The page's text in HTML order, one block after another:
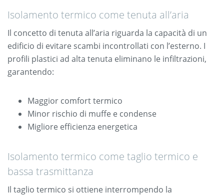
Isolamento termico come tenuta all’aria
Il concetto di tenuta all’aria riguarda la capacità di un
edificio di evitare scambi incontrollati con l’esterno. I
profili plastici ad alta tenuta eliminano le infiltrazioni,
garantendo:
Maggior comfort termico
Minor rischio di muffe e condense
Migliore efficienza energetica
Isolamento termico come taglio termico e
bassa trasmittanza
Il taglio termico si ottiene interrompendo la